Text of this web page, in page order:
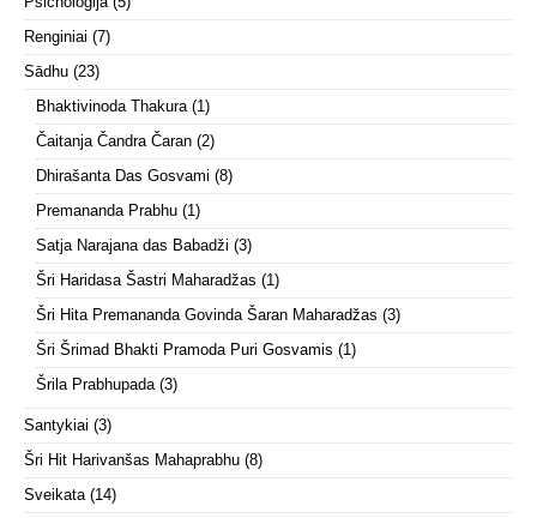
Renginiai (7)
Sādhu (23)
Bhaktivinoda Thakura (1)
Čaitanja Čandra Čaran (2)
Dhirašanta Das Gosvami (8)
Premananda Prabhu (1)
Satja Narajana das Babadži (3)
Šri Haridasa Šastri Maharadžas (1)
Šri Hita Premananda Govinda Šaran Maharadžas (3)
Šri Šrimad Bhakti Pramoda Puri Gosvamis (1)
Šrila Prabhupada (3)
Santykiai (3)
Šri Hit Harivanšas Mahaprabhu (8)
Sveikata (14)